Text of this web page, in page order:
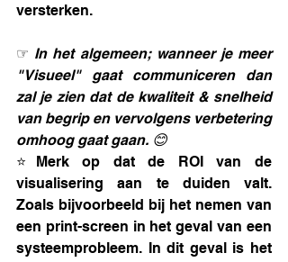
versterken.
☞ In het algemeen; wanneer je meer
"Visueel" gaat communiceren dan
zal je zien dat de kwaliteit & snelheid
van begrip en vervolgens verbetering
omhoog gaat gaan. 😊
⭐Merk op dat de ROI van de
visualisering aan te duiden valt.
Zoals bijvoorbeeld bij het nemen van
een print-screen in het geval van een
systeemprobleem. In dit geval is het